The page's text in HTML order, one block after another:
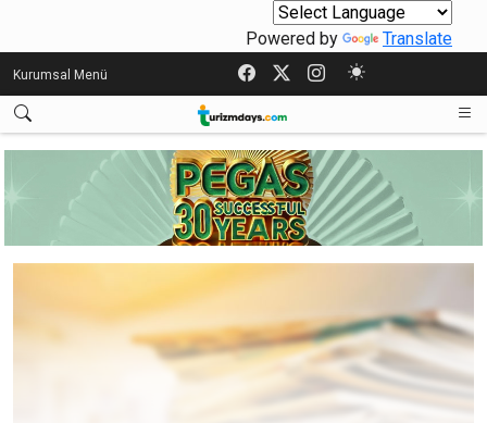
Powered by Translate
Kurumsal Menü